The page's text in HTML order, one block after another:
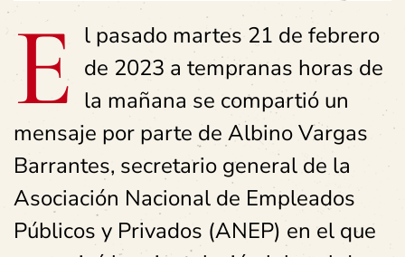
E l pasado martes 21 de febrero
de 2023 a tempranas horas de
la mañana se compartió un
mensaje por parte de Albino Vargas
Barrantes, secretario general de la
Asociación Nacional de Empleados
Públicos y Privados (ANEP) en el que